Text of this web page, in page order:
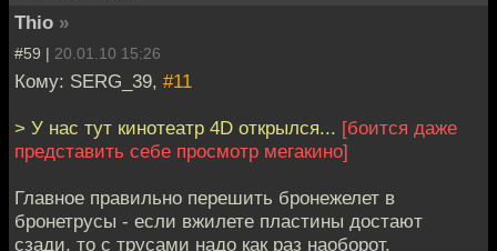
Thio »
#59 | 20.01.10 15:26
Кому: SERG_39, #11
> У нас тут кинотеатр 4D открылся... [боится даже
представить себе просмотр мегакино]
Главное правильно перешить бронежелет в
бронетрусы - если вжилете пластины достают
сзади, то с трусами надо как раз наоборот.